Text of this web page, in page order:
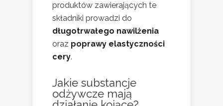
produktów zawierających te
składniki prowadzi do
długotrwałego nawilżenia
oraz poprawy elastyczności
cery.
Jakie substancje
odżywcze mają